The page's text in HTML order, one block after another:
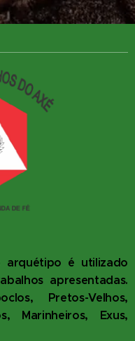
arquétipo é utilizado
apresentadas.
Pretos-Velhos,
Marinheiros, Exus,